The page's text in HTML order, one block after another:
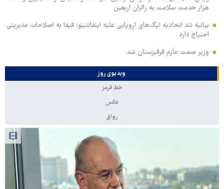
هزار خدمت سلامت به زائران اربعین
بیانیه تند اتحادیه لیگ‌های اروپایی علیه اینفانتینو: فیفا به اصلاحات مدیریتی
احتیاج دارد
وزیر صمت عازم قرقیزستان شد
ویدیوی روز
خط قرمز
عکس
رواق